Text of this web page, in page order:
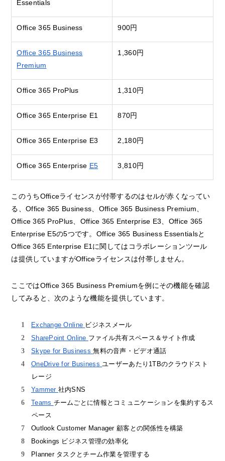
Essentials
Office 365 Business 900円
Office 365 Business
Premium
1,360円
Office 365 ProPlus 1,310円
Office 365 Enterprise E1 870円
Office 365 Enterprise E3 2,180円
Office 365 Enterprise E5 3,810円
このうちOfficeライセンスが付帯するのはセルが赤くなってい
る、Office 365 Business、Office 365 Business Premium、
Office 365 ProPlus、Office 365 Enterprise E3、Office 365
Enterprise E5の5つです。Office 365 Business Essentialsと
Office 365 Enterprise E1に関してはコラボレーションツール
は提供していますがOfficeライセンスは付帯しません。
ここではOffice 365 Business Premiumを例にその機能を確認
してみると、次のような機能を提供しています。
Exchange Online ビジネスメール
SharePoint Online ファイル共有スペース＆サイト作成
Skype for Business無料の音声・ビデオ通話
OneDrive for Businessユーザーあたり1TBのクラウドスト
レージ
Yammer 社内SNS
Teams チームごとに情報とコミュニケーションを集約するス
ペース
Outlook Customer Manager 顧客との関係性を構築
Bookings ビジネス管理の効率化
Planner タスクとチーム作業を管理する